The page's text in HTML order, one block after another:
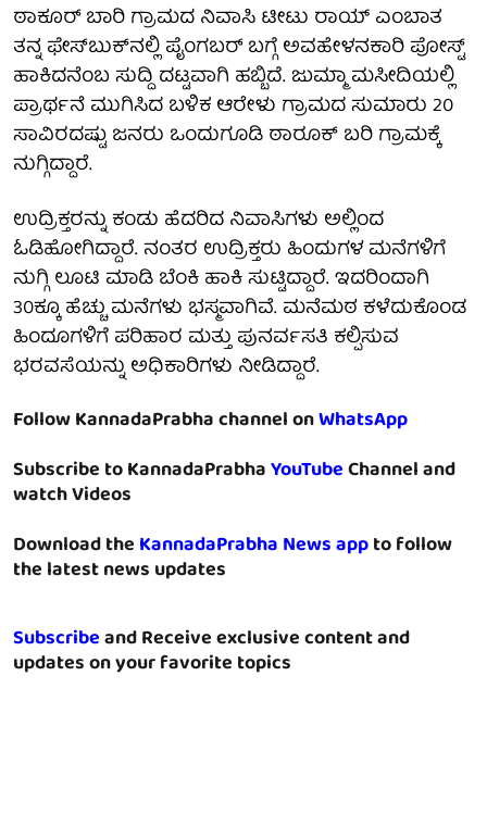
ಠಾಕೂರ್ ಬಾರಿ ಗ್ರಾಮದ ನಿವಾಸಿ ಟೀಟು ರಾಯ್ ಎಂಬಾತ
ತನ್ನ ಫೇಸ್‍ಬುಕ್‍ನಲ್ಲಿ ಪೈಂಗಬರ್ ಬಗ್ಗೆ ಅವಹೇಳನಕಾರಿ ಪೋಸ್ಟ್
ಹಾಕಿದನೆಂಬ ಸುದ್ದಿ ದಟ್ಟವಾಗಿ ಹಬ್ಬಿದೆ. ಜುಮ್ಮಾ ಮಸೀದಿಯಲ್ಲಿ
ಪ್ರಾರ್ಥನೆ ಮುಗಿಸಿದ ಬಳಿಕ ಆರೇಳು ಗ್ರಾಮದ ಸುಮಾರು 20
ಸಾವಿರದಷ್ಟು ಜನರು ಒಂದುಗೂಡಿ ಠಾರೂಕ್ ಬರಿ ಗ್ರಾಮಕ್ಕೆ
ನುಗ್ಗಿದ್ದಾರೆ.
ಉದ್ರಿಕ್ತರನ್ನು ಕಂಡು ಹೆದರಿದ ನಿವಾಸಿಗಳು ಅಲ್ಲಿಂದ
ಓಡಿಹೋಗಿದ್ದಾರೆ. ನಂತರ ಉದ್ರಿಕ್ತರು ಹಿಂದುಗಳ ಮನೆಗಳಿಗೆ
ನುಗ್ಗಿ ಲೂಟಿ ಮಾಡಿ ಬೆಂಕಿ ಹಾಕಿ ಸುಟ್ಟಿದ್ದಾರೆ. ಇದರಿಂದಾಗಿ
30ಕ್ಕೂ ಹೆಚ್ಚು ಮನೆಗಳು ಭಸ್ಮವಾಗಿವೆ. ಮನೆಮಠ ಕಳೆದುಕೊಂಡ
ಹಿಂದೂಗಳಿಗೆ ಪರಿಹಾರ ಮತ್ತು ಪುನರ್ವಸತಿ ಕಲ್ಪಿಸುವ
ಭರವಸೆಯನ್ನು ಅಧಿಕಾರಿಗಳು ನೀಡಿದ್ದಾರೆ.
Follow KannadaPrabha channel onWhatsApp
Subscribe to KannadaPrabhaYouTubeChannel and
watch Videos
Download theKannadaPrabha News appto follow
the latest news updates
Subscribeand Receive exclusive content and
updates on your favorite topics